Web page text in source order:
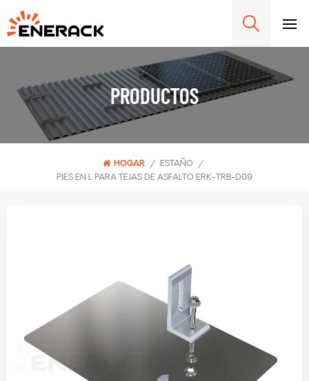
PRODUCTOS
HOGAR / ESTAÑO
/
PIES EN L PARA TEJAS DE ASFALTO ERK-TRB-D09